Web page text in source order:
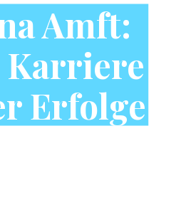
Amft:
Karriere
Erfolge